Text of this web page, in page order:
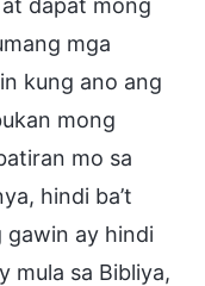
mga
kung ano ang
mong
mo sa
hindi ba’t
gawin ay hindi
mula sa Bibliya,